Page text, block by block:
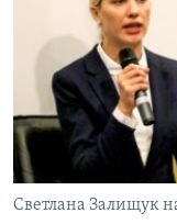
ПОБЕДИТЕЛЕЙ НЕ
ELIFBE
УКРАИНСКАЯ
ПРИСОЕДИНЯЙТЕСЬ!
Все сайты RFE/
Светлана Залищук